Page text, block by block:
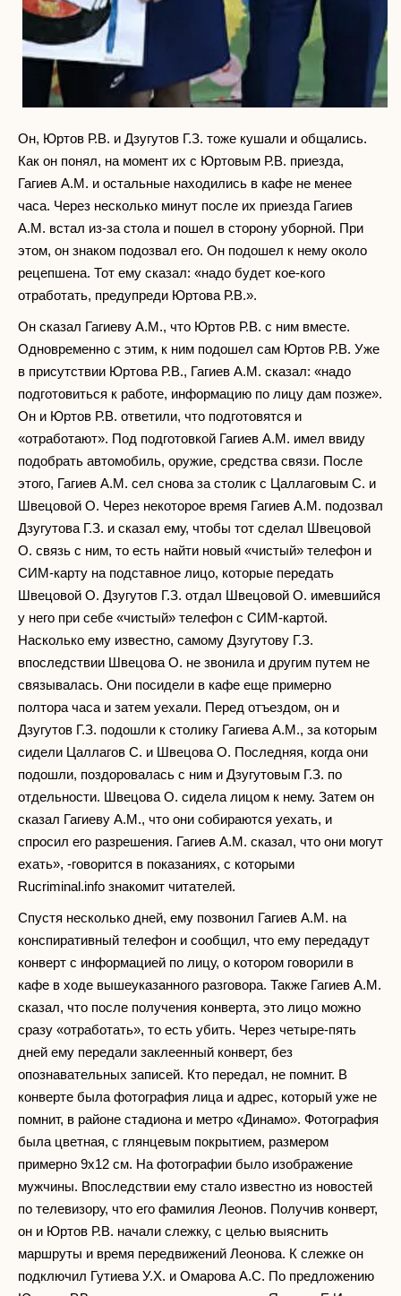
Он, Юртов Р.В. и Дзугутов Г.З. тоже кушали и общались.
Как он понял, на момент их с Юртовым Р.В. приезда,
Гагиев А.М. и остальные находились в кафе не менее
часа. Через несколько минут после их приезда Гагиев
А.М. встал из-за стола и пошел в сторону уборной. При
этом, он знаком подозвал его. Он подошел к нему около
рецепшена. Тот ему сказал: «надо будет кое-кого
отработать, предупреди Юртова Р.В.».
Он сказал Гагиеву А.М., что Юртов Р.В. с ним вместе.
Одновременно с этим, к ним подошел сам Юртов Р.В. Уже
в присутствии Юртова Р.В., Гагиев А.М. сказал: «надо
подготовиться к работе, информацию по лицу дам позже».
Он и Юртов Р.В. ответили, что подготовятся и
«отработают». Под подготовкой Гагиев А.М. имел ввиду
подобрать автомобиль, оружие, средства связи. После
этого, Гагиев А.М. сел снова за столик с Цаллаговым С. и
Швецовой О. Через некоторое время Гагиев А.М. подозвал
Дзугутова Г.З. и сказал ему, чтобы тот сделал Швецовой
О. связь с ним, то есть найти новый «чистый» телефон и
СИМ-карту на подставное лицо, которые передать
Швецовой О. Дзугутов Г.З. отдал Швецовой О. имевшийся
у него при себе «чистый» телефон с СИМ-картой.
Насколько ему известно, самому Дзугутову Г.З.
впоследствии Швецова О. не звонила и другим путем не
связывалась. Они посидели в кафе еще примерно
полтора часа и затем уехали. Перед отъездом, он и
Дзугутов Г.З. подошли к столику Гагиева А.М., за которым
сидели Цаллагов С. и Швецова О. Последняя, когда они
подошли, поздоровалась с ним и Дзугутовым Г.З. по
отдельности. Швецова О. сидела лицом к нему. Затем он
сказал Гагиеву А.М., что они собираются уехать, и
спросил его разрешения. Гагиев А.М. сказал, что они могут
ехать», -говорится в показаниях, с которыми
Rucriminal.info знакомит читателей.
Спустя несколько дней, ему позвонил Гагиев А.М. на
конспиративный телефон и сообщил, что ему передадут
конверт с информацией по лицу, о котором говорили в
кафе в ходе вышеуказанного разговора. Также Гагиев А.М.
сказал, что после получения конверта, это лицо можно
сразу «отработать», то есть убить. Через четыре-пять
дней ему передали заклеенный конверт, без
опознавательных записей. Кто передал, не помнит. В
конверте была фотография лица и адрес, который уже не
помнит, в районе стадиона и метро «Динамо». Фотография
была цветная, с глянцевым покрытием, размером
примерно 9х12 см. На фотографии было изображение
мужчины. Впоследствии ему стало известно из новостей
по телевизору, что его фамилия Леонов. Получив конверт,
он и Юртов Р.В. начали слежку, с целью выяснить
маршруты и время передвижений Леонова. К слежке он
подключил Гутиева У.Х. и Омарова А.С. По предложению